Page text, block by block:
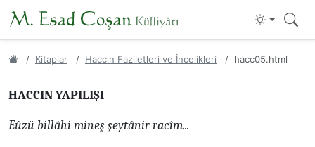
Kitaplar Haccın Faziletleri ve İncelikleri hacc05.html
HACCIN YAPILIŞI
Eûzü billâhi mineş şeytânir racîm...